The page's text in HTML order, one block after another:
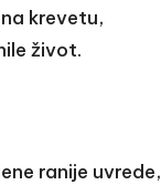
krevetu,
život.
ranije uvrede,